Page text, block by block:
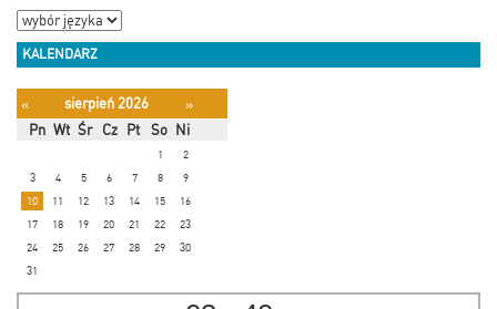
KALENDARZ
« sierpień 2026
»
Pn Wt Śr Cz Pt So Ni
1
2
3
4 5 6 7 8
9
10
11 12 13 14 15
16
17
18 19 20 21 22
23
24
25 26 27 28 29
30
31